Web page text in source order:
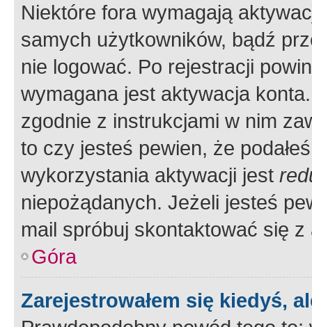
Niektóre fora wymagają
samych użytkowników, bądź
nie logować. Po rejestracji
wymagana jest aktywacja
zgodnie z instrukcjami w nim
to czy jesteś pewien, że
wykorzystania aktywacji jest
niepożądanych. Jeżeli jesteś
mail spróbuj skontaktować się
Góra
Zarejestrowałem się kiedyś,